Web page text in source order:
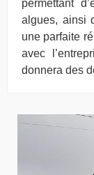
permettant
algues, ainsi
une parfaite
avec
donnera des